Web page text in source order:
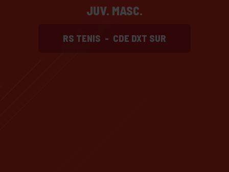
JUV. MASC.
RS TENIS - CDE DXT SUR